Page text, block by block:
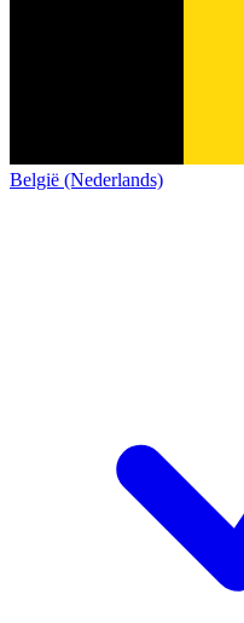
België (Nederlands)